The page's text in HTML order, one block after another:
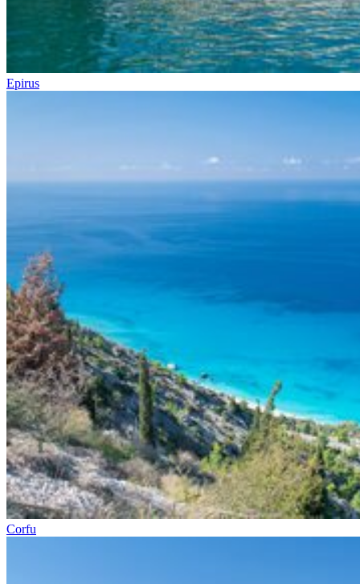
Epirus
Corfu